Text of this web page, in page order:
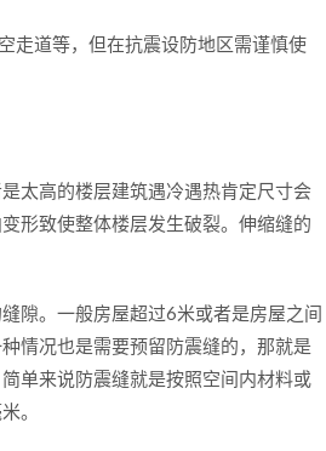
道等，但在抗震设防地区需谨慎使
太高的楼层建筑遇冷遇热肯定尺寸会
形致使整体楼层发生破裂。伸缩缝的
。一般房屋超过6米或者是房屋之间
情况也是需要预留防震缝的，那就是
单来说防震缝就是按照空间内材料或
。